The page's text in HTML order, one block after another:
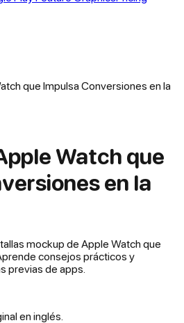
que Impulsa Conversiones en la
Watch que
en la
mockup de Apple Watch que
consejos prácticos y
previas de apps.
en inglés.